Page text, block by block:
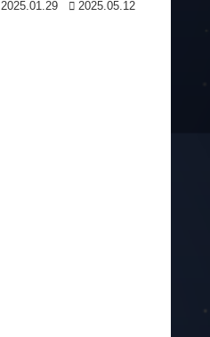
2025.01.29 2025.05.12